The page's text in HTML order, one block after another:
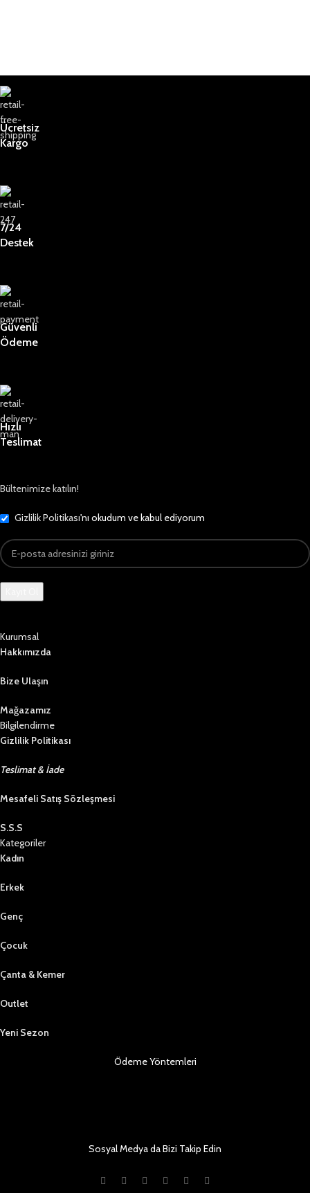
Ücretsiz
Kargo
7/24
Destek
Güvenli
Ödeme
Hızlı
Teslimat
Bültenimize katılın!
Gizlilik Politikası'nı okudum ve kabul ediyorum
Kurumsal
Hakkımızda
Bize Ulaşın
Mağazamız
Bilgilendirme
Gizlilik Politikası
Teslimat & İade
Mesafeli Satış Sözleşmesi
S.S.S
Kategoriler
Kadın
Erkek
Genç
Çocuk
Çanta & Kemer
Outlet
Yeni Sezon
Ödeme Yöntemleri
Sosyal Medya da Bizi Takip Edin